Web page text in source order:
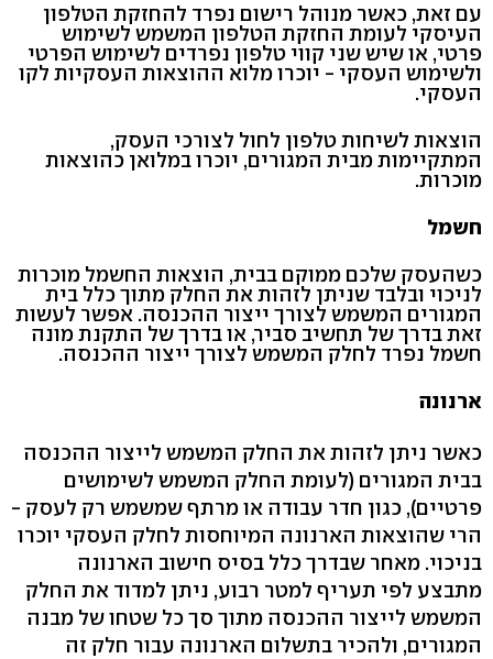
עם זאת, כאשר מנוהל רישום נפרד להחזקת הטלפון
העיסקי לעומת החזקת הטלפון המשמש לשימוש
פרטי, או שיש שני קווי טלפון נפרדים לשימוש הפרטי
ולשימוש העסקי - יוכרו מלוא ההוצאות העסקיות לקו
העסקי.
הוצאות לשיחות טלפון לחול לצורכי העסק,
המתקיימות מבית המגורים, יוכרו במלואן כהוצאות
מוכרות.
חשמל
כשהעסק שלכם ממוקם בבית, הוצאות החשמל מוכרות
לניכוי ובלבד שניתן לזהות את החלק מתוך כלל בית
המגורים המשמש לצורך ייצור ההכנסה. אפשר לעשות
זאת בדרך של תחשיב סביר, או בדרך של התקנת מונה
חשמל נפרד לחלק המשמש לצורך ייצור ההכנסה.
ארנונה
כאשר ניתן לזהות את החלק המשמש לייצור ההכנסה
בבית המגורים (לעומת החלק המשמש לשימושים
פרטיים), כגון חדר עבודה או מרתף שמשמש רק לעסק -
הרי שהוצאות הארנונה המיוחסות לחלק העסקי יוכרו
בניכוי. מאחר שבדרך כלל בסיס חישוב הארנונה
מתבצע לפי תעריף למטר רבוע, ניתן למדוד את החלק
המשמש לייצור ההכנסה מתוך סך כל שטחו של מבנה
המגורים, ולהכיר בתשלום הארנונה עבור חלק זה